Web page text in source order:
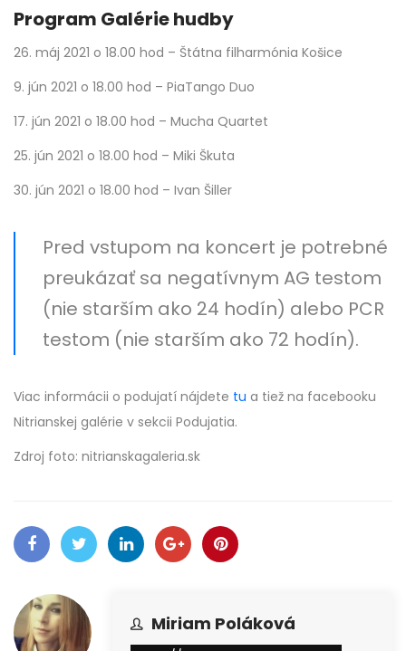
Program Galérie hudby
26. máj 2021 o 18.00 hod – Štátna filharmónia Košice
9. jún 2021 o 18.00 hod – PiaTango Duo
17. jún 2021 o 18.00 hod – Mucha Quartet
25. jún 2021 o 18.00 hod – Miki Škuta
30. jún 2021 o 18.00 hod – Ivan Šiller
Pred vstupom na koncert je potrebné
preukázať sa negatívnym AG testom
(nie starším ako 24 hodín) alebo PCR
testom (nie starším ako 72 hodín).
Viac informácii o podujatí nájdete tu a tiež na facebooku
Nitrianskej galérie v sekcii Podujatia.
Zdroj foto: nitrianskagaleria.sk
Miriam Poláková